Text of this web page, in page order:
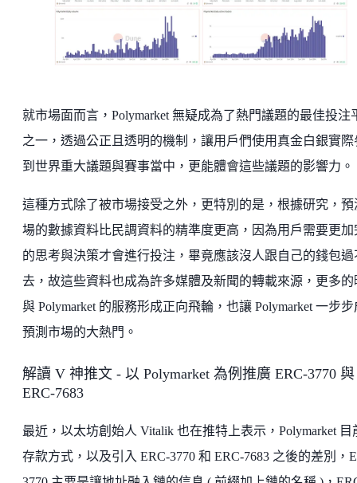
就市場面而言，Polymarket 無疑成為了熱門議題的最佳投注
之一，透過公正且透明的機制，讓用戶們使用真金白銀實際
到世界重大議題與賽事當中，更能體會這些議題的影響力。
這種方式除了被市場接受之外，更特別的是，根據研究，預
場的數據資料比民調資料的精準度更高，因為用戶需要更加
的思考與決策才會進行投注，畢竟應該沒人跟自己的錢包過
去，故這些資料也成為許多媒體及新聞的轉載來源，更多的
與 Polymarket 的服務形成正向飛輪，也讓 Polymarket 一步
預測市場的大熱門。
解讀 V 神推文 - 以 Polymarket 為例推廣 ERC-3770 與
ERC-7683
最近，以太坊創始人 Vitalik 也在推特上表示，Polymarket 目
存款方式，以及引入 ERC-3770 和 ERC-7683 之後的差別，